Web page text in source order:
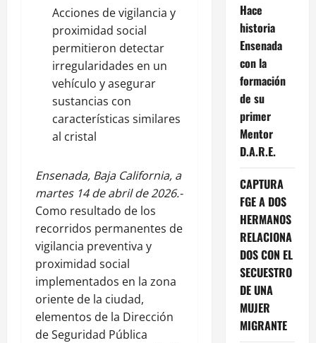
Acciones de vigilancia y
proximidad social
permitieron detectar
irregularidades en un
vehículo y asegurar
sustancias con
características similares
al cristal
Ensenada, Baja California, a
martes 14 de abril de 2026.-
Como resultado de los
recorridos permanentes de
vigilancia preventiva y
proximidad social
implementados en la zona
oriente de la ciudad,
elementos de la Dirección
de Seguridad Pública
Hace
historia
Ensenada
con la
formación
de su
primer
Mentor
D.A.R.E.
CAPTURA
FGE A DOS
HERMANOS
RELACIONA
DOS CON EL
SECUESTRO
DE UNA
MUJER
MIGRANTE